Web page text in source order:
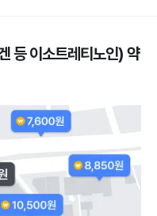
등 이소트레티노인) 약